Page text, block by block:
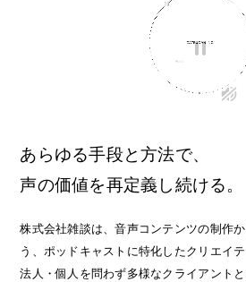
あらゆる手段と方法で、
声の価値を再定義し続ける。
株式会社雑談は、音声コンテンツの制作
う、ポッドキャストに特化したクリエイテ
法人・個人を問わず多様なクライアント